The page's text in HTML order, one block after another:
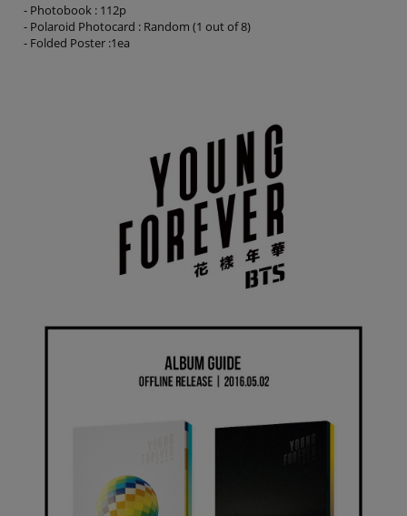
- Photobook : 112p
- Polaroid Photocard : Random (1 out of 8)
- Folded Poster :1ea